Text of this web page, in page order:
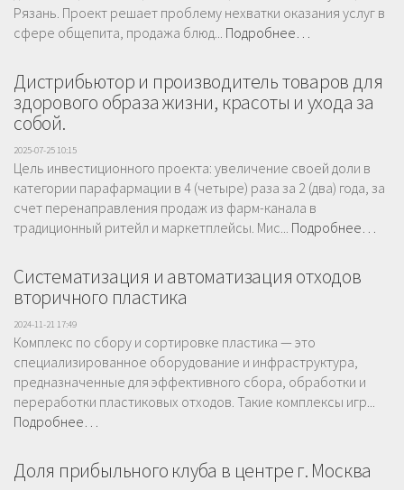
Рязань. Проект решает проблему нехватки оказания услуг в
сфере общепита, продажа блюд... Подробнее…
Дистрибьютор и производитель товаров для
здорового образа жизни, красоты и ухода за
собой.
2025-07-25 10:15
Цель инвестиционного проекта: увеличение своей доли в
категории парафармации в 4 (четыре) раза за 2 (два) года, за
счет перенаправления продаж из фарм-канала в
традиционный ритейл и маркетплейсы. Мис... Подробнее…
Систематизация и автоматизация отходов
вторичного пластика
2024-11-21 17:49
Комплекс по сбору и сортировке пластика — это
специализированное оборудование и инфраструктура,
предназначенные для эффективного сбора, обработки и
переработки пластиковых отходов. Такие комплексы игр...
Подробнее…
Доля прибыльного клуба в центре г. Москва